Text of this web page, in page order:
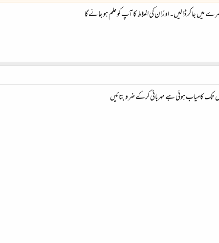
جا کر ڈالیں۔ اوزان کی اغلاط کا آپ کو علم ہو جائے گا
کامیاب ہوئی ہے مہربانی کرکے ضرو بتائیں